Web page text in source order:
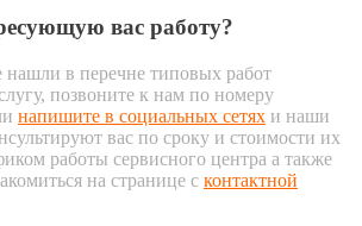
вас работу?
нашли в перечне типовых работ
позвоните к нам по номеру
напишите в социальных сетях и наши
вас по сроку и стоимости их
работы сервисного центра а также
на странице с контактной